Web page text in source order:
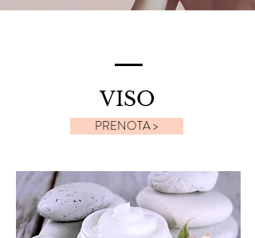
VISO
PRENOTA >